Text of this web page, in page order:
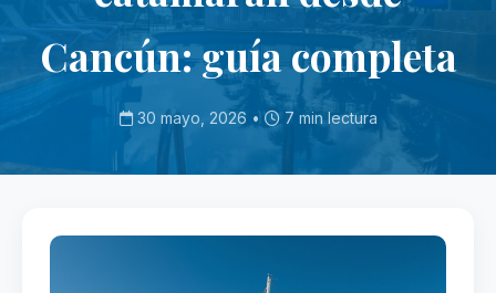
Cancún: guía completa
30 mayo, 2026 • 7 min lectura